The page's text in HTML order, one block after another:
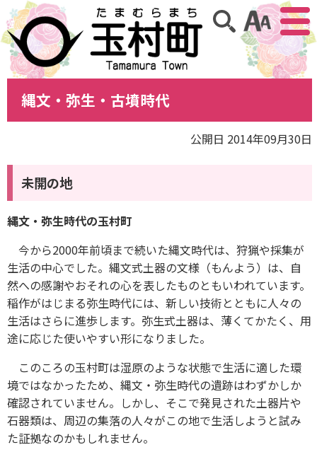
アクセ
サイト内検索
縄文・弥生・古墳時代
公開日 2014年09月30日
未開の地
縄文・弥生時代の玉村町
今から2000年前頃まで続いた縄文時代は、狩猟や採集が
生活の中心でした。縄文式土器の文様（もんよう）は、自
然への感謝やおそれの心を表したものともいわれています。
稲作がはじまる弥生時代には、新しい技術とともに人々の
生活はさらに進歩します。弥生式土器は、薄くてかたく、用
途に応じた使いやすい形になりました。
このころの玉村町は湿原のような状態で生活に適した環
境ではなかったため、縄文・弥生時代の遺跡はわずかしか
確認されていません。しかし、そこで発見された土器片や
石器類は、周辺の集落の人々がこの地で生活しようと試み
た証拠なのかもしれません。